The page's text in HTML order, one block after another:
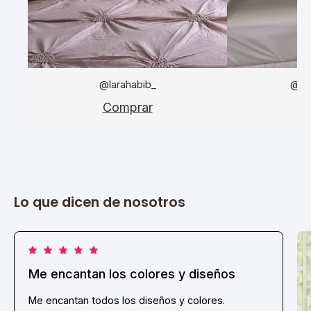
@larahabib_
Comprar
Lo que dicen de nosotros
Me encantan los colores y diseños
Me encantan todos los diseños y colores.